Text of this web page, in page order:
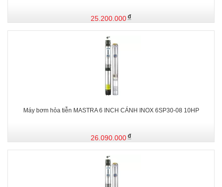
25.200.000
Máy bơm hỏa tiễn MASTRA 6 INCH CÁNH INOX 6SP30-08 10HP
26.090.000